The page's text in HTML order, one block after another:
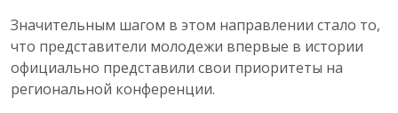
Значительным шагом в этом направлении стало то,
что представители молодежи впервые в истории
официально представили свои приоритеты на
региональной конференции.